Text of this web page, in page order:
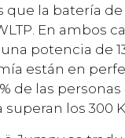
que la batería
En ambos
potencia de
están en
de las
los 300